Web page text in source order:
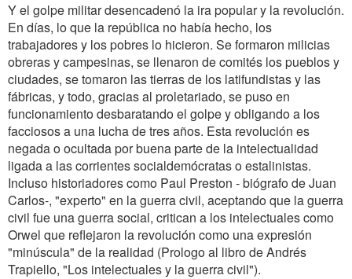
Y el golpe militar desencadenó la ira popular y la revolución.
En días, lo que la república no había hecho, los
trabajadores y los pobres lo hicieron. Se formaron milicias
obreras y campesinas, se llenaron de comités los pueblos y
ciudades, se tomaron las tierras de los latifundistas y las
fábricas, y todo, gracias al proletariado, se puso en
funcionamiento desbaratando el golpe y obligando a los
facciosos a una lucha de tres años. Esta revolución es
negada o ocultada por buena parte de la intelectualidad
ligada a las corrientes socialdemócratas o estalinistas.
Incluso historiadores como Paul Preston - biógrafo de Juan
Carlos-, "experto" en la guerra civil, aceptando que la guerra
civil fue una guerra social, critican a los intelectuales como
Orwel que reflejaron la revolución como una expresión
"minúscula" de la realidad (Prologo al libro de Andrés
Trapiello, "Los intelectuales y la guerra civil").